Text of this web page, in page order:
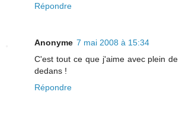
Répondre
Anonyme 7 mai 2008 à 15:34
C'est tout ce que j'aime avec plein
dedans !
Répondre